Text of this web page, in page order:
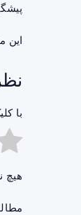
این
با
هیچ